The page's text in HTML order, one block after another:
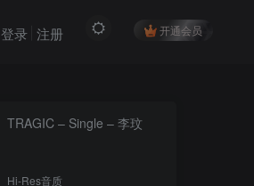
开通会员
登录 注册
TRAGIC – Single – 李玟
Hi-Res音质